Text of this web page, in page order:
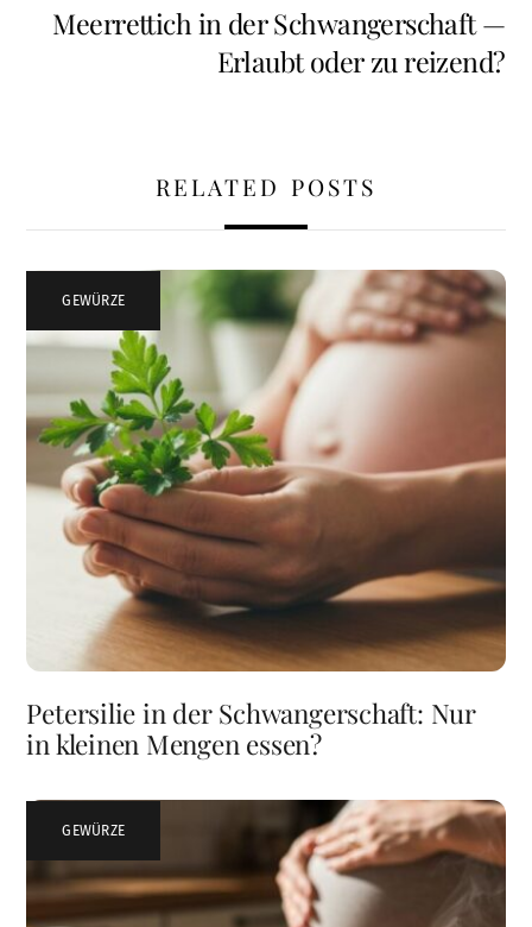
Meerrettich in der Schwangerschaft —
Erlaubt oder zu reizend?
RELATED POSTS
GEWÜRZE
Petersilie in der Schwangerschaft: Nur
in kleinen Mengen essen?
GEWÜRZE